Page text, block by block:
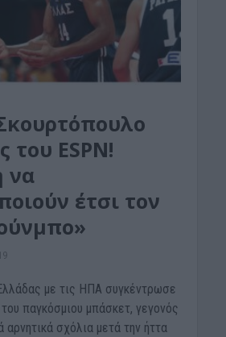
του ESPN!
να
έτσι τον
με τις ΗΠΑ συγκέντρωσε
παγκόσμιου μπάσκετ, γεγονός
σχόλια μετά την ήττα